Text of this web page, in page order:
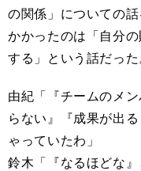
の関係」についての
かかったのは「自分
する」という話だった
由紀「『チームのメ
らない』『成果が出
ゃっていたわ」
鈴木「『なるほどな